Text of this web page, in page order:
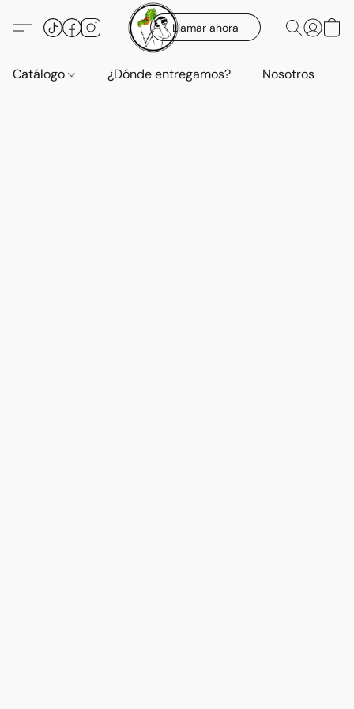
Llamar ahora
Catálogo ¿Dónde entregamos? Nosotros